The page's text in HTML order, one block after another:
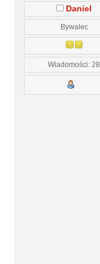
Daniel
Bywalec
Wiadomości: 28